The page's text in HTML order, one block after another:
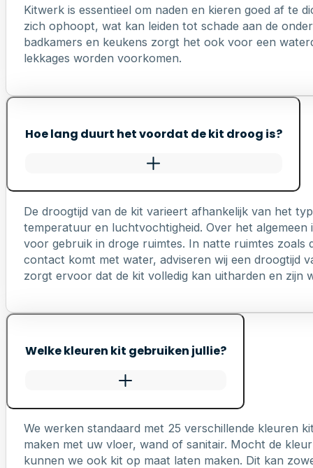
Kitwerk is essentieel om naden en kieren goed af te
zich ophoopt, wat kan leiden tot schade aan de
badkamers en keukens zorgt het ook voor een
lekkages worden voorkomen.
Hoe lang duurt het voordat de kit droog is?
De droogtijd van de kit varieert afhankelijk van het
temperatuur en luchtvochtigheid. Over het
voor gebruik in droge ruimtes. In natte ruimtes zoals
contact komt met water, adviseren wij een droogtijd
zorgt ervoor dat de kit volledig kan uitharden en zijn
Welke kleuren kit gebruiken jullie?
We werken standaard met 25 verschillende kleuren
maken met uw vloer, wand of sanitair. Mocht de
kunnen we ook kit op maat laten maken. Dit kan